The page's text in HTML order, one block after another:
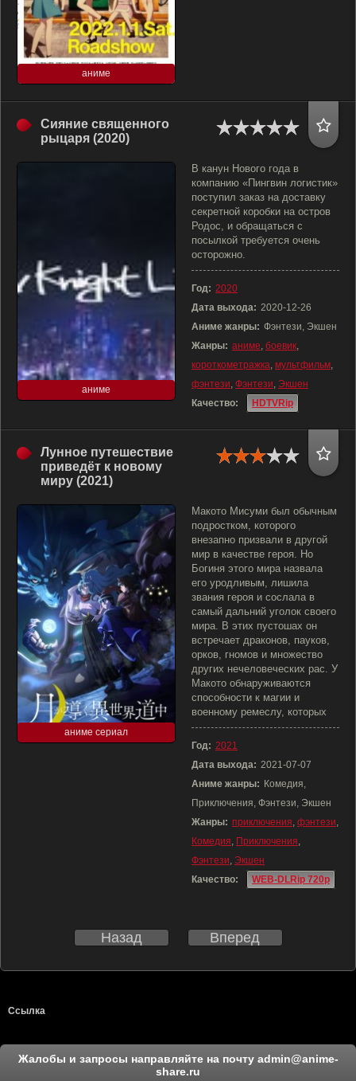
аниме
Сияние священного
рыцаря (2020)
аниме
В канун Нового года в
компанию «Пингвин логистик»
поступил заказ на доставку
секретной коробки на остров
Родос, и обращаться с
посылкой требуется очень
осторожно.
Год: 2020
Дата выхода: 2020-12-26
Аниме жанры: Фэнтези, Экшен
Жанры: аниме, боевик,
короткометражка, мультфильм,
фэнтези, Фэнтези, Экшен
Качество:
HDTVRip
Лунное путешествие
приведёт к новому
миру (2021)
аниме сериал
Макото Мисуми был обычным
подростком, которого
внезапно призвали в другой
мир в качестве героя. Но
Богиня этого мира назвала
его уродливым, лишила
звания героя и сослала в
самый дальний уголок своего
мира. В этих пустошах он
встречает драконов, пауков,
орков, гномов и множество
других нечеловеческих рас. У
Макото обнаруживаются
способности к магии и
военному ремеслу, которых
Год: 2021
Дата выхода: 2021-07-07
Аниме жанры: Комедия,
Приключения, Фэнтези, Экшен
Жанры: приключения, фэнтези,
Комедия, Приключения,
Фэнтези, Экшен
Качество:
WEB-DLRip 720p
Назад Вперед
Ссылка
Жалобы и запросы направляйте на почту admin@anime-
share.ru